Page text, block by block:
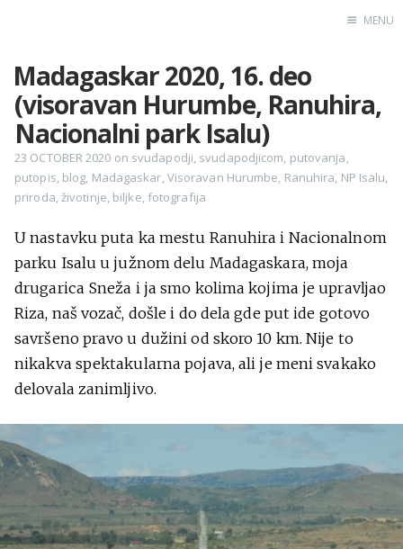
X
Pinterest
Sadržaj
MENU
Madagaskar 2020, 16. deo
(visoravan Hurumbe, Ranuhira,
Nacionalni park Isalu)
23 OCTOBER 2020 on svudapodji, svudapodjicom, putovanja,
putopis, blog, Madagaskar,Visoravan Hurumbe, Ranuhira, NP Isalu,
priroda,životinje, biljke, fotografija
U nastavku puta ka mestu Ranuhira i Nacionalnom
parku Isalu u južnom delu Madagaskara, moja
drugarica Sneža i ja smo kolima kojima je upravljao
Riza, naš vozač, došle i do dela gde put ide gotovo
savršeno pravo u dužini od skoro 10 km. Nije to
nikakva spektakularna pojava, ali je meni svakako
delovala zanimljivo.